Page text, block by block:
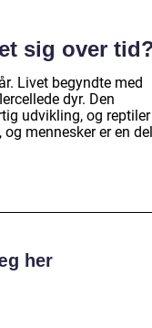
sig over
Livet begyndte med
dyr. Den
udvikling, og
mennesker er en
her